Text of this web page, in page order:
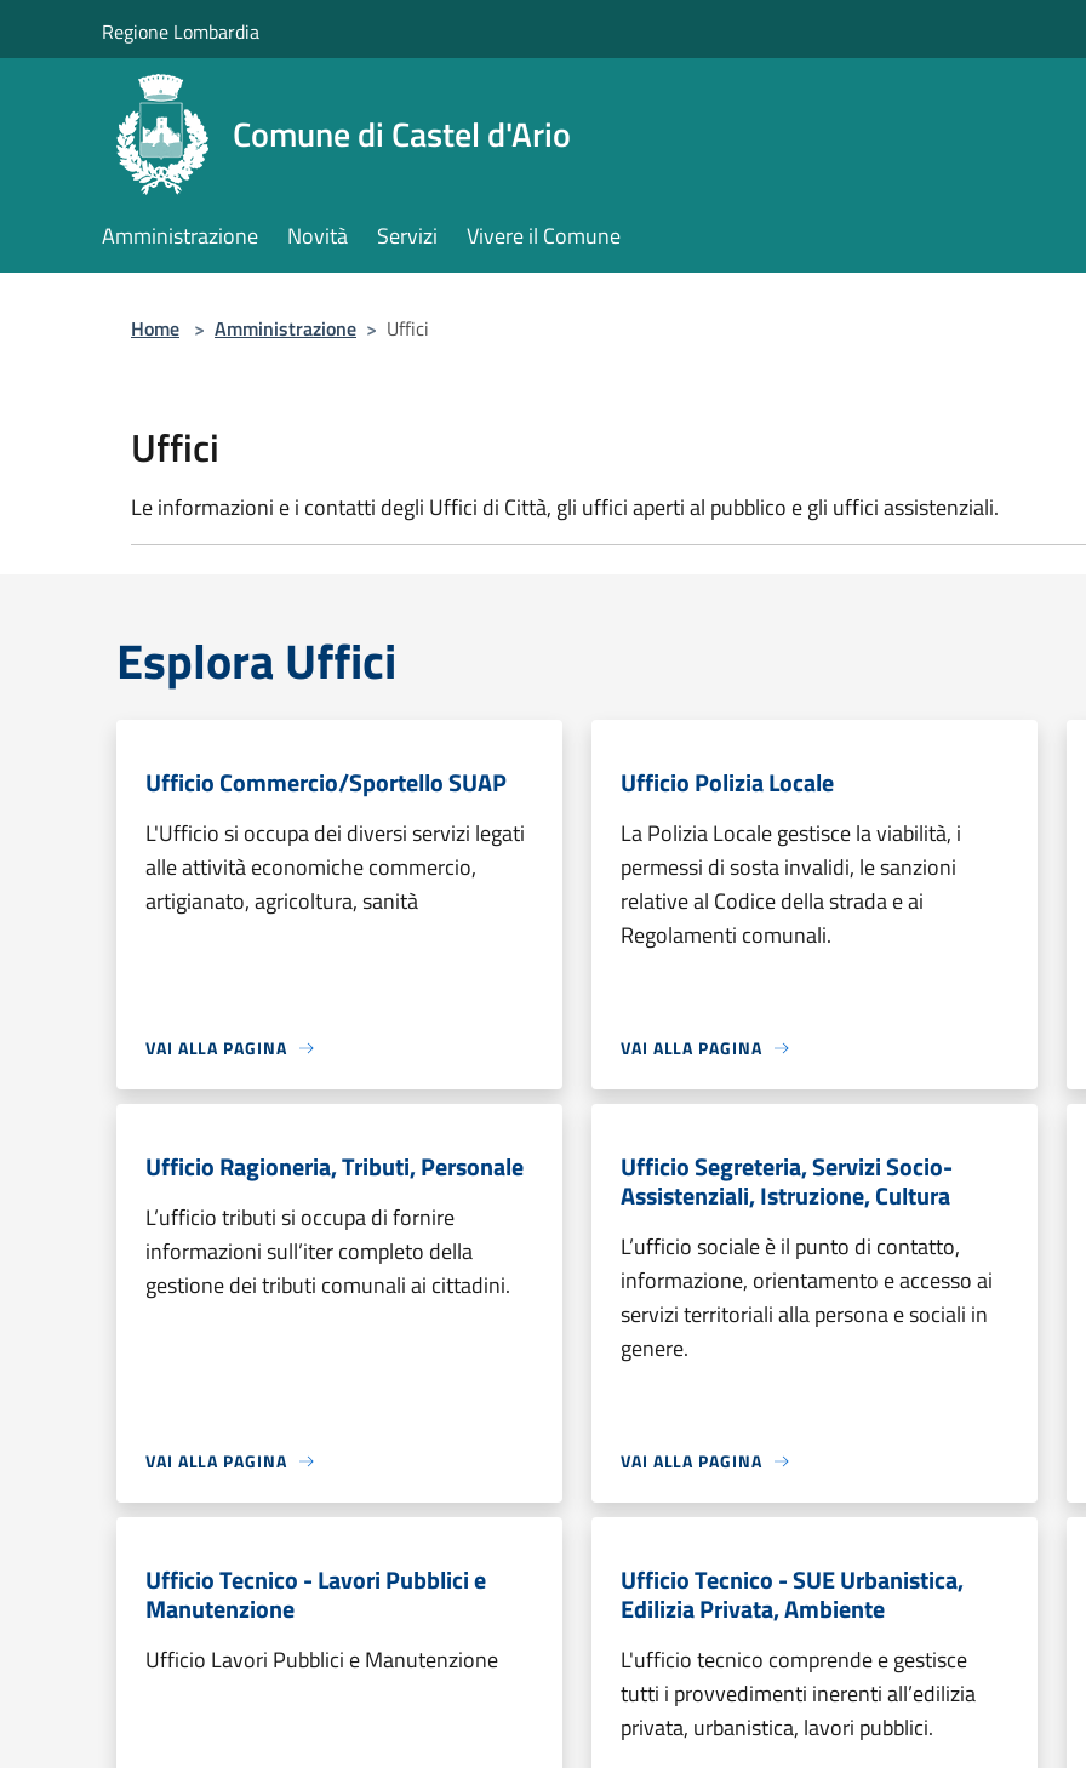
Regione Lombardia
Comune di Castel d'Ario
Amministrazione Novità Servizi Vivere il Comune
Home > Amministrazione > Uffici
Uffici
Le informazioni e i contatti degli Uffici di Città, gli uffici aperti al pubblico e gli uffici assistenziali.
Esplora Uffici
Ufficio Commercio/Sportello SUAP
L'Ufficio si occupa dei diversi servizi legati
alle attività economiche commercio,
artigianato, agricoltura, sanità
VAI ALLA PAGINA
Ufficio Polizia Locale
La Polizia Locale gestisce la viabilità, i
permessi di sosta invalidi, le sanzioni
relative al Codice della strada e ai
Regolamenti comunali.
VAI ALLA PAGINA
Ufficio Ragioneria, Tributi, Personale
L’ufficio tributi si occupa di fornire
informazioni sull’iter completo della
gestione dei tributi comunali ai cittadini.
VAI ALLA PAGINA
Ufficio Segreteria, Servizi Socio-
Assistenziali, Istruzione, Cultura
L’ufficio sociale è il punto di contatto,
informazione, orientamento e accesso ai
servizi territoriali alla persona e sociali in
genere.
VAI ALLA PAGINA
Ufficio Tecnico - Lavori Pubblici e
Manutenzione
Ufficio Lavori Pubblici e Manutenzione
Ufficio Tecnico - SUE Urbanistica,
Edilizia Privata, Ambiente
L'ufficio tecnico comprende e gestisce
tutti i provvedimenti inerenti all’edilizia
privata, urbanistica, lavori pubblici.